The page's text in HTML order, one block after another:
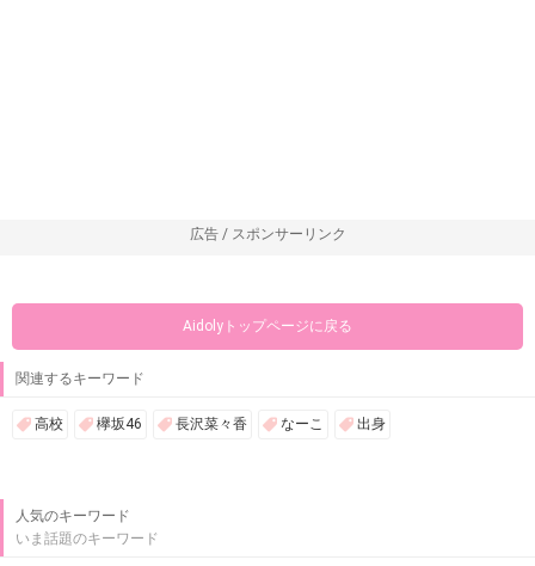
広告 / スポンサーリンク
Aidolyトップページに戻る
関連するキーワード
高校 欅坂46 長沢菜々香 なーこ 出身
人気のキーワード
いま話題のキーワード